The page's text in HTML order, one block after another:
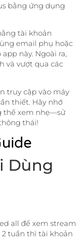
bằng ứng dụng
tài khoản
email phụ hoặc
này. Ngoài ra,
và vượt qua các
truy cập vào máy
thiết. Hãy nhớ
thể xem nhẹ—sử
thái!
Dùng
all để xem stream
tuần thì tài khoản